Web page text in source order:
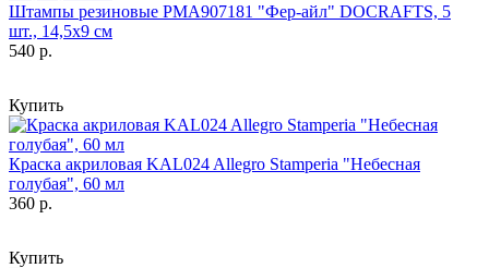
Штампы резиновые PMA907181 "Фер-айл" DOCRAFTS, 5
шт., 14,5х9 см
540 р.
Купить
Краска акриловая KAL024 Allegro Stamperia "Небесная
голубая", 60 мл
360 р.
Купить